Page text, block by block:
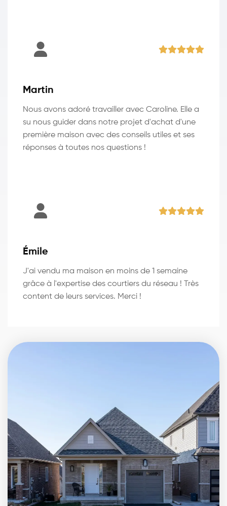
Martin
Nous avons adoré travailler avec Caroline. Elle a
su nous guider dans notre projet d'achat d'une
première maison avec des conseils utiles et ses
réponses à toutes nos questions !
Émile
J'ai vendu ma maison en moins de 1 semaine
grâce à l'expertise des courtiers du réseau ! Très
content de leurs services. Merci !